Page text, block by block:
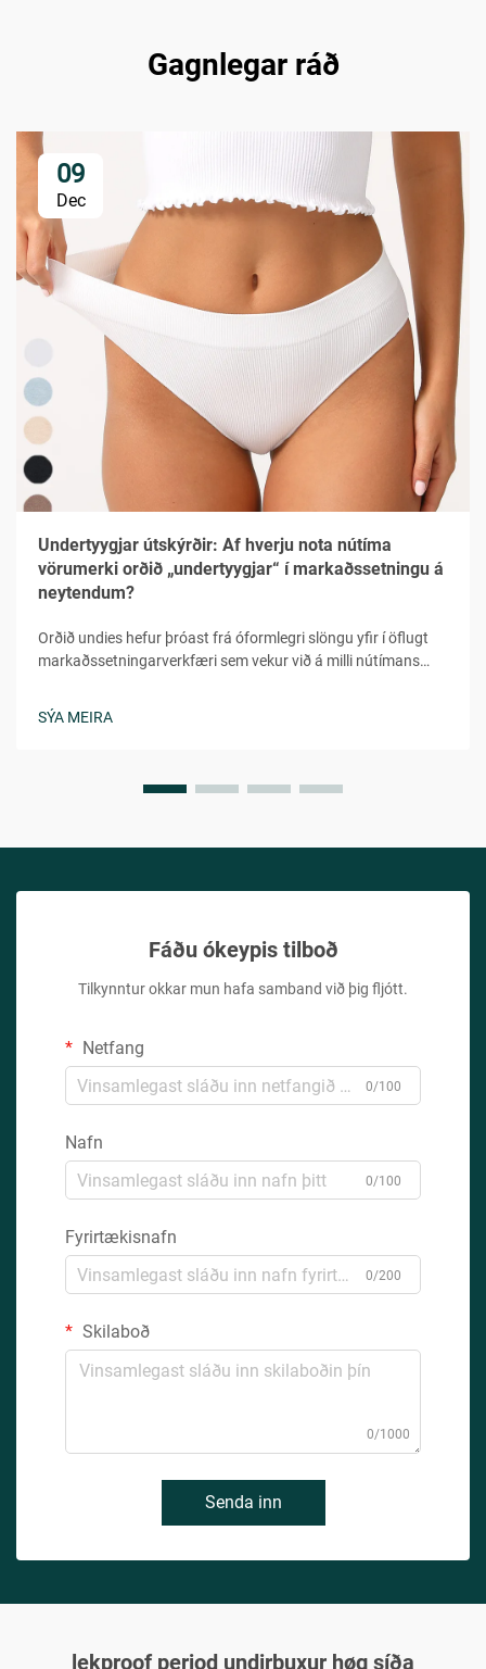
Gagnlegar ráð
09
Dec
Undertyygjar útskýrðir: Af hverju nota nútíma
vörumerki orðið „undertyygjar“ í markaðssetningu á
neytendum?
Orðið undies hefur þróast frá óformlegri slöngu yfir í öflugt
markaðssetningarverkfæri sem vekur við á milli nútímans
persónulega orð veitir tilfinninguna fyrir hversdagsleit,
SÝA MEIRA
Fáðu ókeypis tilboð
Tilkynntur okkar mun hafa samband við þig fljótt.
Netfang
0/100
Nafn
0/100
Fyrirtækisnafn
0/200
Skilaboð
0/1000
Senda inn
lekproof period undirbuxur høg síða